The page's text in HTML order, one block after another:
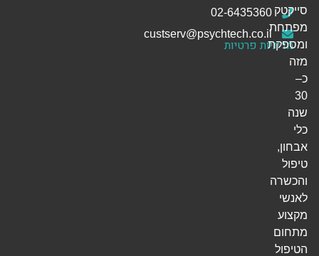
מדיניות פרטיות
סייקטק
מפתחת
ומספקת
מזה
כ–
30
שנה
כלי
אבחון,
טיפול
והכשרה
לאנשי
מקצוע
מתחום
הטיפול